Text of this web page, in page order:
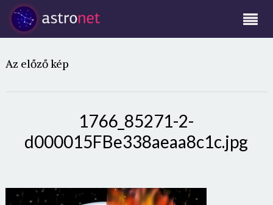
Az előző kép
1766_85271-2-
d000015FBe338aeaa8c1c.jpg